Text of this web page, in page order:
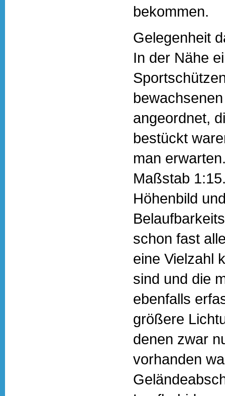
bekommen.
Gelegenheit
In der Nähe
angeordnet,
bestückt
man
Maßstab
Höhenbild
schon fast
eine Vielzahl
sind und die
ebenfalls
größere
denen zwar
vorhanden